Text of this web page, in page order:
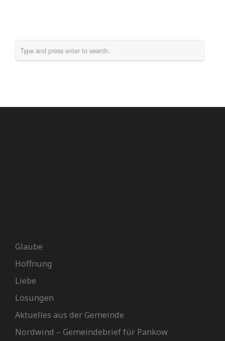
Glaube
Hoffnung
Liebe
Losungen
Aktuelles aus der Gemeinde
Nordwind – Gemeindebrief für Pankow